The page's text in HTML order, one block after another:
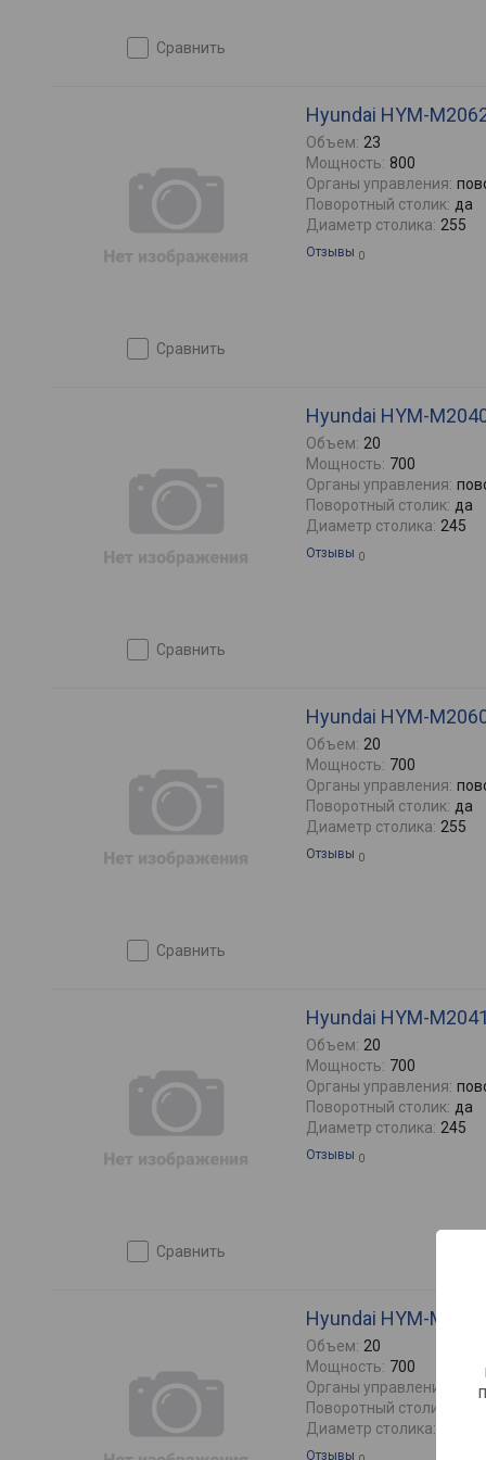
сравнить
сравнить
Hyundai HYM-
Объем: 23
Мощность: 800
Органы управления:
Поворотный столик: да
Диаметр столика: 255
Отзывы 0
сравнить
Hyundai HYM-
Объем: 20
Мощность: 700
Органы управления:
Поворотный столик: да
Диаметр столика: 245
Отзывы 0
сравнить
Hyundai HYM-
Объем: 20
Мощность: 700
Органы управления:
Поворотный столик: да
Диаметр столика: 255
Отзывы 0
сравнить
Hyundai HYM-
Объем: 20
Мощность: 700
Органы управления:
Поворотный столик: да
Диаметр столика: 245
Отзывы 0
Hyundai HYM-
Объем: 20
Мощность: 700
Органы управления:
Поворотный столик:
Диаметр столика:
Отзывы